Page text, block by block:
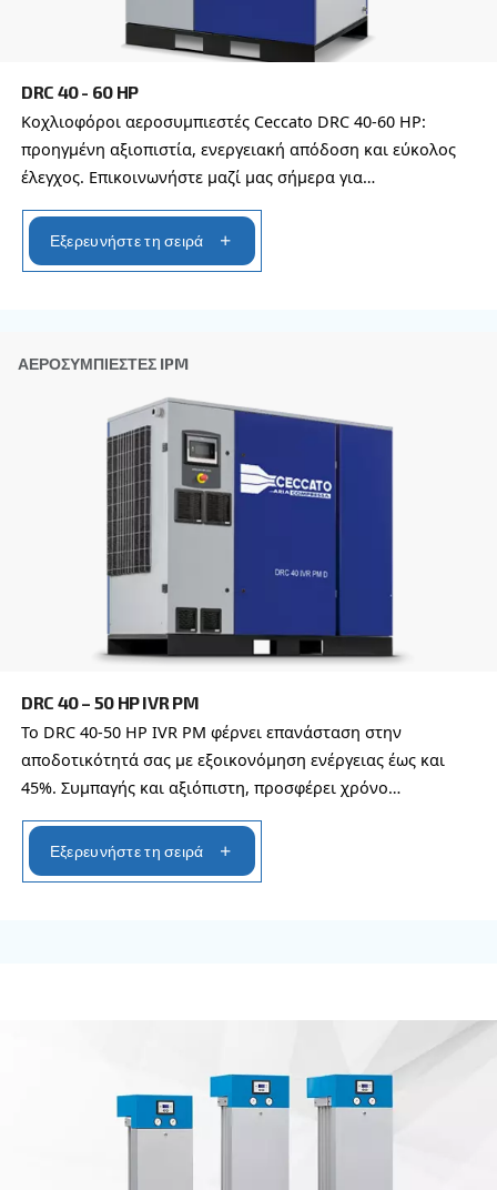
Μάθετε περισσότερα για τις
επιλογές αεροσυμπιεστών
Μπορείτε επίσης να επιλέξετε το ίδιο μοντέλο
διαφορετικές διαμορφώσεις ή με διαφορετική
ΡΎΘΜΙΣΗ ΤΑΧΎΤΗΤΑΣ
DRB 20 - 34 HP IVR
Συμπαγής και με τεχνολογία μετατροπέα, ο DRB
παρέχει εξοικονόμηση έως και 35% σε σύγκριση
DRB σταθερής ταχύτητας. Διατίθεται με πολλές
Εξερευνήστε τη σειρά